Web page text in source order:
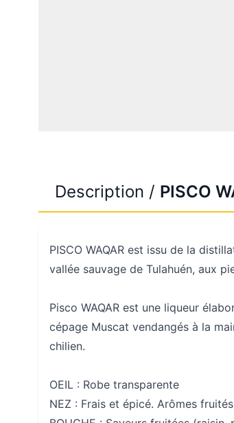
Description / PISCO
PISCO WAQAR est issu de la
vallée sauvage de Tulahuén, aux
Pisco WAQAR est une liqueur
cépage Muscat vendangés à la
chilien.
OEIL : Robe transparente
NEZ : Frais et épicé. Arômes